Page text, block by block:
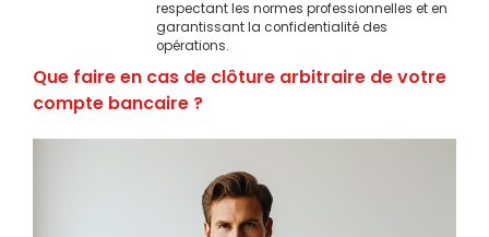
respectant les normes professionnelles et en
garantissant la confidentialité des
opérations.
Que faire en cas de clôture arbitraire de votre
compte bancaire ?